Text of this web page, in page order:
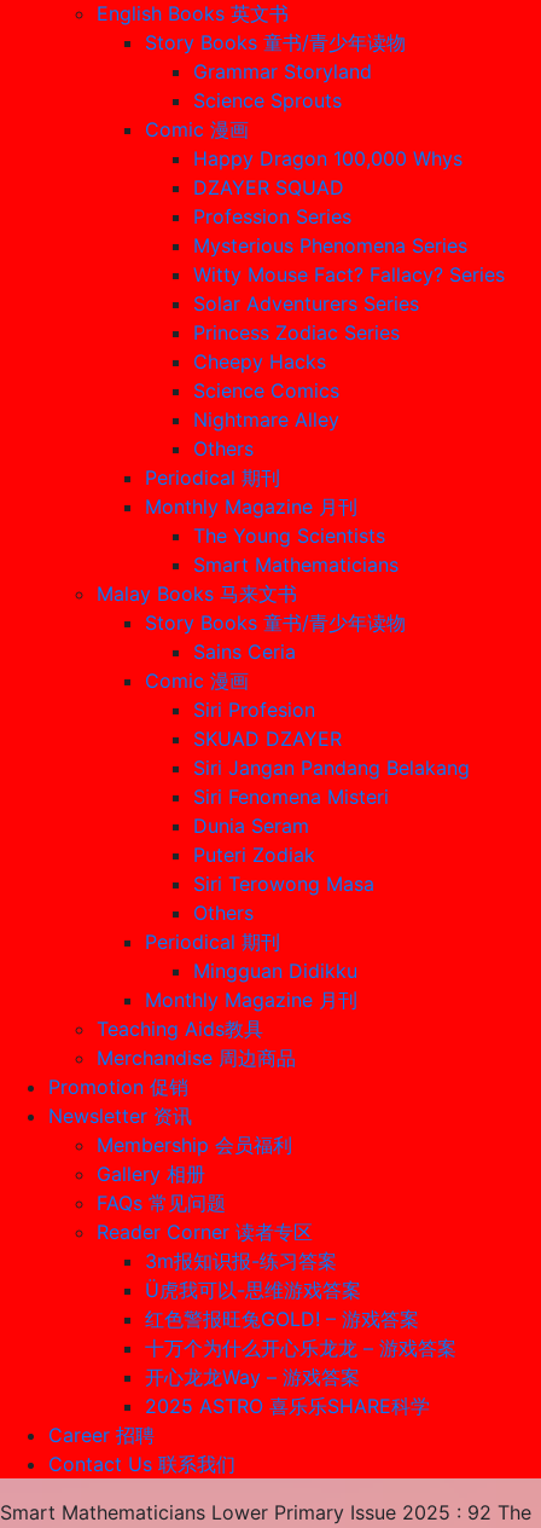
English Books 英文书
Story Books 童书/青少年读物
Grammar Storyland
Science Sprouts
Comic 漫画
Happy Dragon 100,000 Whys
DZAYER SQUAD
Profession Series
Mysterious Phenomena Series
Witty Mouse Fact? Fallacy? Series
Solar Adventurers Series
Princess Zodiac Series
Cheepy Hacks
Science Comics
Nightmare Alley
Others
Periodical 期刊
Monthly Magazine 月刊
The Young Scientists
Smart Mathematicians
Malay Books 马来文书
Story Books 童书/青少年读物
Sains Ceria
Comic 漫画
Siri Profesion
SKUAD DZAYER
Siri Jangan Pandang Belakang
Siri Fenomena Misteri
Dunia Seram
Puteri Zodiak
Siri Terowong Masa
Others
Periodical 期刊
Mingguan Didikku
Monthly Magazine 月刊
Teaching Aids教具
Merchandise 周边商品
Promotion 促销
Newsletter 资讯
Membership 会员福利
Gallery 相册
FAQs 常见问题
Reader Corner 读者专区
3m报知识报-练习答案
Ü虎我可以-思维游戏答案
红色警报旺兔GOLD! – 游戏答案
十万个为什么开心乐龙龙 – 游戏答案
开心龙龙Way – 游戏答案
2025 ASTRO 喜乐乐SHARE科学
Career 招聘
Contact Us 联系我们
Smart Mathematicians Lower Primary Issue 2025 : 92 The